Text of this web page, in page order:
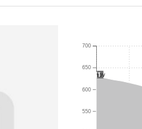
700
650
600
550
10V
1